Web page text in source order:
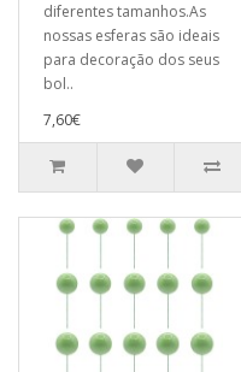
diferentes tamanhos.As
nossas esferas são ideais
para decoração dos seus
bol..
7,60€